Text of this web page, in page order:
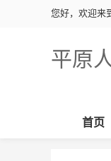
您好，欢迎来
平原
首页